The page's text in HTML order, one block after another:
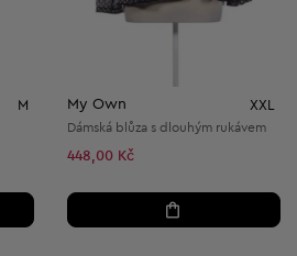
M My Own XXL
Dámská blůza s dlouhým rukávem
448,00 Kč